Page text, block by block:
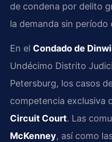
de condena por delito
la demanda sin período
En el Condado de
Undécimo Distrito
Petersburg, los casos
competencia exclusiva
Circuit Court. Las
McKenney, así como